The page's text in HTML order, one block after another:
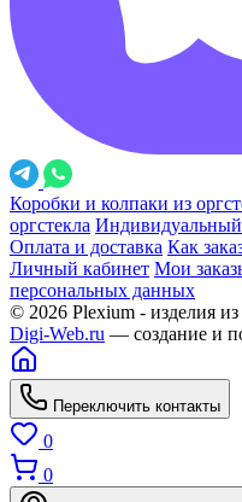
Коробки и колпаки из
оргстекла Индивидуальный
Оплата и доставка Как
Личный кабинет Мои
персональных данных
© 2026 Plexium - изделия из
Digi-Web.ru — создание и
Переключить контакты
0
0